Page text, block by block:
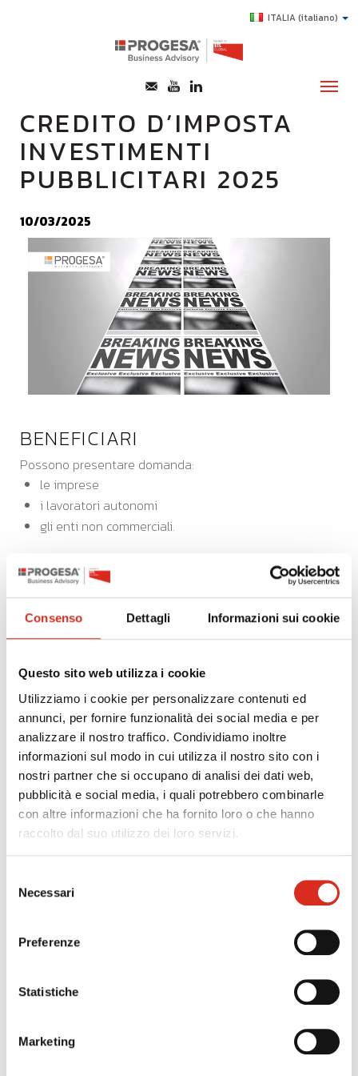
Consenso Dettagli Informazioni sui cookie
Questo sito web utilizza i cookie
Utilizziamo i cookie per personalizzare contenuti ed
annunci, per fornire funzionalità dei social media e per
analizzare il nostro traffico. Condividiamo inoltre
informazioni sul modo in cui utilizza il nostro sito con i
nostri partner che si occupano di analisi dei dati web,
pubblicità e social media, i quali potrebbero combinarle
con altre informazioni che ha fornito loro o che hanno
raccolto dal suo utilizzo dei loro servizi.
delNecessari
Preferenze
Statistiche
Marketing
ITALIA(italiano)
CHI SIAMO
SERVIZI
HIGHLIGHTS
E-LEARNING
CREDITO D’IMPOSTA
INVESTIMENTI
PUBBLICITARI 2025
10/03/2025
BENEFICIARI
Possono presentare domanda:
le imprese
i lavoratori autonomi
gli enti non commerciali.
INTERVENTI AMMISSIBILI
Sono ammissibili speseper campagne
pubblicitarie effettuati esclusivamente sulla
stampa quotidiana e periodica, anche on line,
analoghi investimenti effettuati nell'anno
precedentesugli stessi mezzi di informazione.
Sono ammessi gli investimenti pubblicitari effettuati nel
2025 sui giornali quotidiani e periodici, pubblicati in
edizione cartacea o in formato digitale, registrati presso
il Tribunale, ovvero presso il ROC, e dotati del Direttore
responsabile.
Il credito d'imposta è riconosciuto nella misura massima
investimenti effettuati rispetto agli stessi
e nel limite
massimo di 30 milioni di euro, che costituisce tetto di
spesa.
compensazione presentando il modello di pagamento
F24 esclusivamente attraverso i servizi telematici